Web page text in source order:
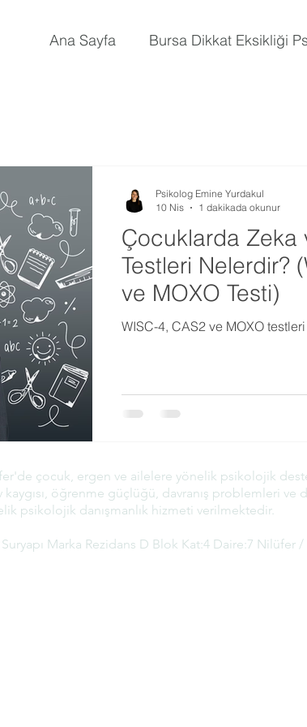
Ana Sayfa Bursa Dikkat Eksikliği
Çocuklarda Zeka
Testleri Nelerdir?
ve MOXO Testi)
WISC-4, CAS2 ve MOXO
Psikolog Emine Yurdakul
10 Nis
1 dakikada okunur
çocuk, ergen ve ailelere yönelik psikolojik
öğrenme güçlüğü, davranış problemleri ve
psikolojik danışmanlık hizmeti verilmektedir.
Marka Rezidans D Blok Kat:4 Daire:7 Nilüfer /